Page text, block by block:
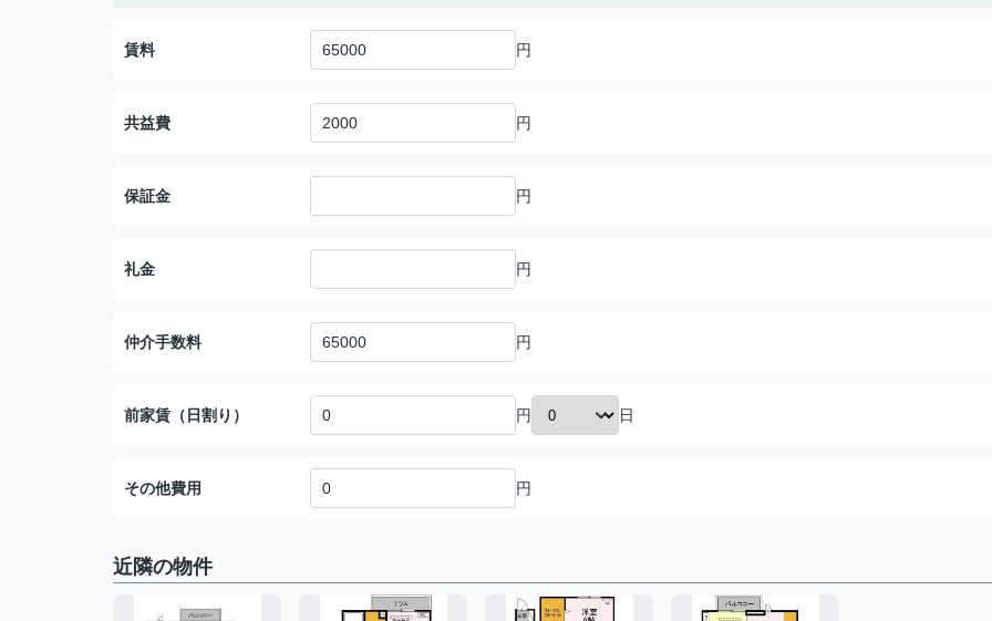
賃料 円
共益費 円
保証金 円
礼金 円
仲介手数料 円
前家賃（日割り） 円 日
その他費用 円
近隣の物件